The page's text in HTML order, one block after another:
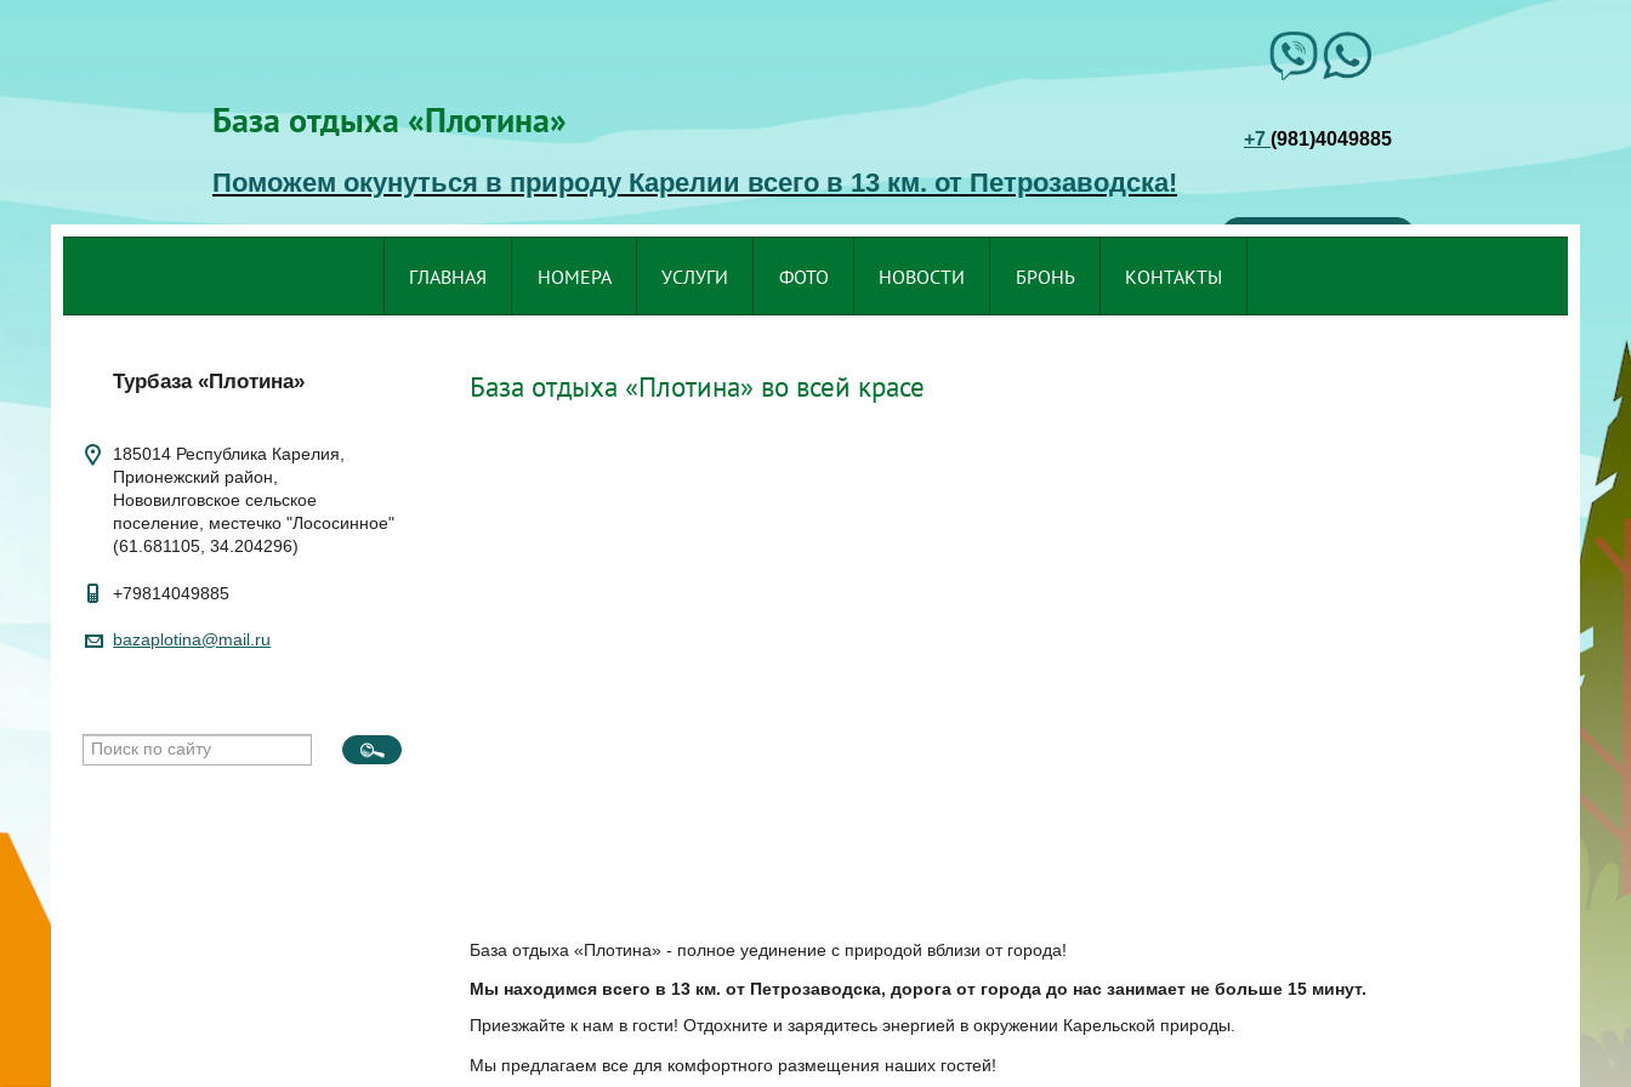
База отдыха «Плотина»
Поможем окунуться в природу Карелии всего в 13 км. от Петрозаводска!
+7 (981)4049885
ЗАБРОНИРОВАТЬ
ГЛАВНАЯ НОМЕРА УСЛУГИ ФОТО НОВОСТИ БРОНЬ КОНТАКТЫ
Турбаза «Плотина»
185014 Республика Карелия,
Прионежский район,
Нововилговское сельское
поселение, местечко "Лососинное"
(61.681105, 34.204296)
+79814049885
bazaplotina@mail.ru
База отдыха «Плотина» во всей красе
База отдыха «Плотина» - полное уединение с природой вблизи от города!
Мы находимся всего в 13 км. от Петрозаводска, дорога от города до нас занимает не больше 15 минут.
Приезжайте к нам в гости! Отдохните и зарядитесь энергией в окружении Карельской природы.
Мы предлагаем все для комфортного размещения наших гостей!